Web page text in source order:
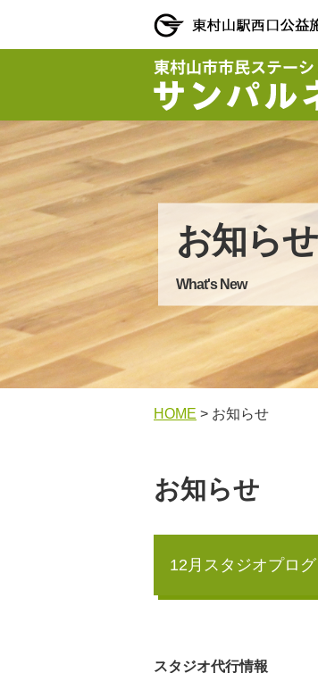
お知ら
What's New
HOME > お知らせ
お知らせ
12月スタジオプロ
スタジオ代行情報